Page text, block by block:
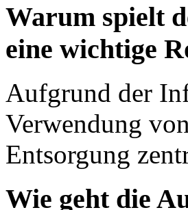
Warum spielt
eine wichtige
Aufgrund der
Verwendung
Entsorgung
Wie geht die